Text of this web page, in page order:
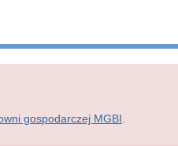
gospodarczej MGBI